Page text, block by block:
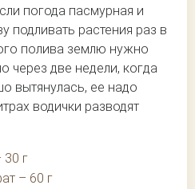
погода пасмурная и
подливать растения раз в
полива землю нужно
через две недели, когда
вытянулась, ее надо
водички разводят
30 г
– 60 г